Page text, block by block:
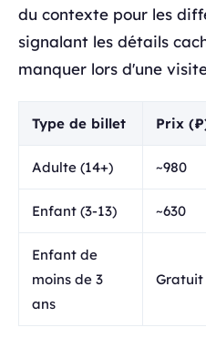
du contexte pour les
signalant les détails
manquer lors d'une
Type de billet Prix
Adulte (14+) ~980
Enfant (3-13) ~630
Enfant de
moins de 3
ans
Gratuit